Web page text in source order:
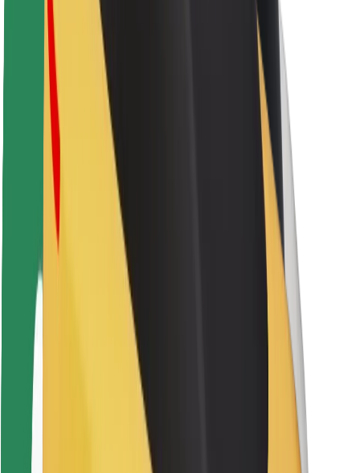
Sərnişin təhlükəsizliyi
Sürücü təhlükəsizliyi
Skuter təhlükəsizliyi
Təhlükəsizlik Laboratoriyası
Şəhərlər
Məkanlar
Şəhər mühiti üçün həllər
Hava limanları
Bolt enerji doldurma stansiyaları
Sərnişinlər üçün
Sürücülər üçün
Kuryerlər üçün
Avtopark sahibləri üçün
Restoranlar üçün